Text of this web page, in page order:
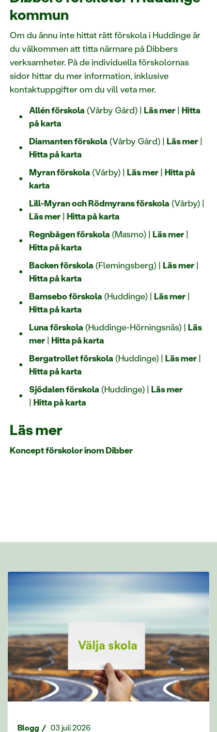
kommun
Om du ännu inte hittat rätt förskola i Huddinge är
du välkommen att titta närmare på Dibbers
verksamheter. På de individuella förskolornas
sidor hittar du mer information, inklusive
kontaktuppgifter om du vill veta mer.
Allén förskola (Vårby Gård) | Läs mer | Hitta
på karta
Diamanten förskola (Vårby Gård) | Läs mer |
Hitta på karta
Myran förskola (Vårby) | Läs mer | Hitta på
karta
Lill-Myran och Rödmyrans förskola (Vårby) |
Läs mer | Hitta på karta
Regnbågen förskola (Masmo) | Läs mer |
Hitta på karta
Backen förskola (Flemingsberg) | Läs mer |
Hitta på karta
Bamsebo förskola (Huddinge) | Läs mer |
Hitta på karta
Luna förskola (Huddinge-Hörningsnäs) | Läs
mer | Hitta på karta
Bergatrollet förskola (Huddinge) | Läs mer |
Hitta på karta
Sjödalen förskola (Huddinge) | Läs mer
| Hitta på karta
Läs mer
Koncept förskolor inom Dibber
Blogg 03 juli 2026